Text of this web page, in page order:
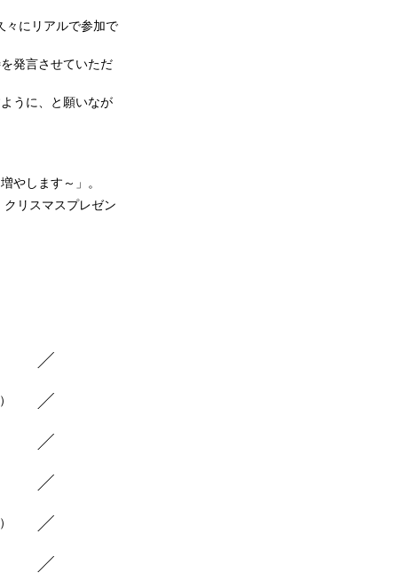
にリアルで参加で
発言させていただ
うに、と願いなが
やします～」。
リスマスプレゼン